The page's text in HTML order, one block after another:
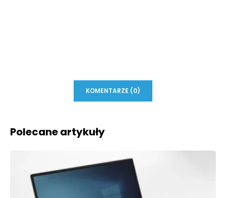
KOMENTARZE (0)
Polecane artykuły